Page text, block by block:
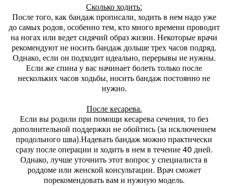
Сколько ходить:
После того, как бандаж прописали, ходить в нем надо уже
до самых родов, особенно тем, кто много времени проводит
на ногах или ведет сидячий образ жизни. Некоторые врачи
рекомендуют не носить бандаж дольше трех часов подряд.
Однако, если он подходит идеально, перерывы не нужны.
Если же спина у вас начинает болеть только после
нескольких часов ходьбы, носить бандаж постоянно не
нужно.
После кесарева.
Если вы родили при помощи кесарева сечения, то без
дополнительной поддержки не обойтись (за исключением
продольного шва).Надевать бандаж можно практически
сразу после операции и ходить в нем в течение 40 дней.
Однако, лучше уточнить этот вопрос у специалиста в
роддоме или женской консультации. Врач сможет
порекомендовать вам и нужную модель.